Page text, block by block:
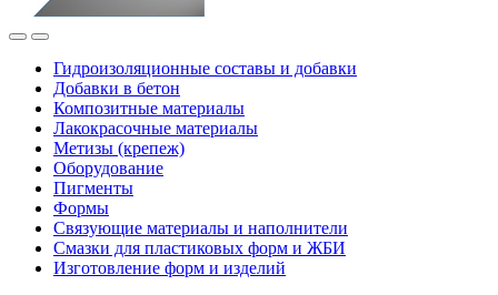
Гидроизоляционные составы и добавки
Добавки в бетон
Композитные материалы
Лакокрасочные материалы
Метизы (крепеж)
Оборудование
Пигменты
Формы
Связующие материалы и наполнители
Смазки для пластиковых форм и ЖБИ
Изготовление форм и изделий